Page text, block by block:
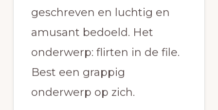
geschreven en luchtig en
amusant bedoeld. Het
onderwerp: flirten in de file.
Best een grappig
onderwerp op zich.